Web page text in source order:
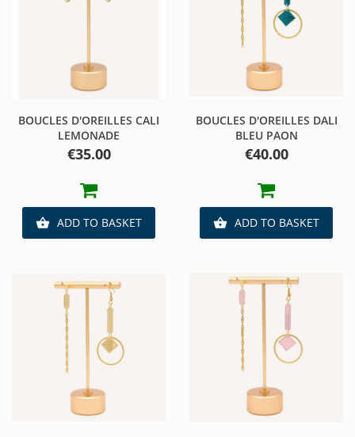
BOUCLES D'OREILLES CALI
LEMONADE
Price
€35.00
 ADD TO BASKET
BOUCLES D'OREILLES DALI
BLEU PAON
Price
€40.00
 ADD TO BASKET